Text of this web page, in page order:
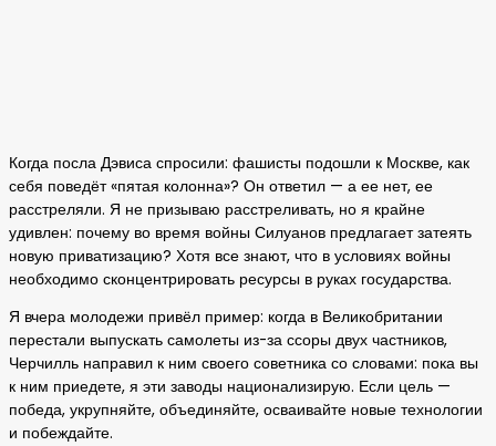
Когда посла Дэвиса спросили: фашисты подошли к Москве, как
себя поведёт «пятая колонна»? Он ответил — а ее нет, ее
расстреляли. Я не призываю расстреливать, но я крайне
удивлен: почему во время войны Силуанов предлагает затеять
новую приватизацию? Хотя все знают, что в условиях войны
необходимо сконцентрировать ресурсы в руках государства.
Я вчера молодежи привёл пример: когда в Великобритании
перестали выпускать самолеты из-за ссоры двух частников,
Черчилль направил к ним своего советника со словами: пока вы
к ним приедете, я эти заводы национализирую. Если цель —
победа, укрупняйте, объединяйте, осваивайте новые технологии
и побеждайте.